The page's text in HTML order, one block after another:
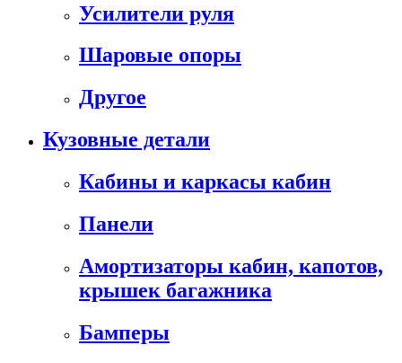
Усилители руля
Шаровые опоры
Другое
Кузовные детали
Кабины и каркасы кабин
Панели
Амортизаторы кабин, капотов,
крышек багажника
Бамперы